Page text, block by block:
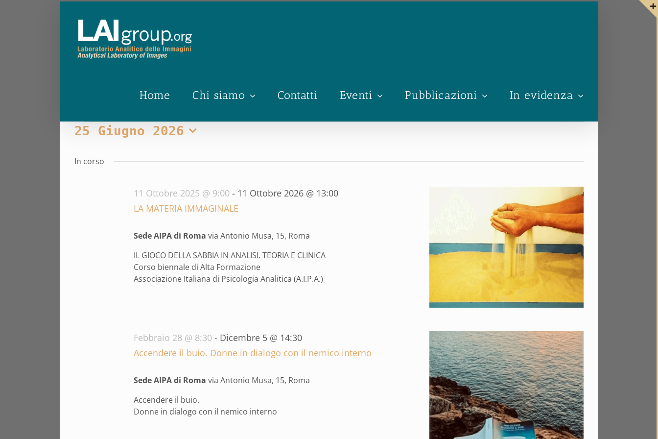
Home Chi siamo Contatti Eventi Pubblicazioni In evidenza
Eventi
for
Giugno
25 Giugno 2026
la
In corso
LA MATERIA IMMAGINALE
11 Ottobre 2025 @ 9:00- 11 Ottobre 2026 @ 13:00
Sede AIPA di Roma via Antonio Musa, 15, Roma
IL GIOCO DELLA SABBIA IN ANALISI. TEORIA E CLINICA
Corso biennale di Alta Formazione
Associazione Italiana di Psicologia Analitica (A.I.P.A.)
Accendere il buio. Donne in dialogo con il nemico interno
Febbraio 28 @ 8:30- Dicembre 5 @ 14:30
Sede AIPA di Roma via Antonio Musa, 15, Roma
Accendere il buio.
Donne in dialogo con il nemico interno